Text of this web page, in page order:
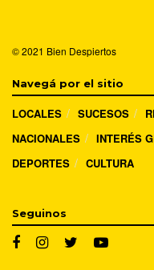
© 2021 Bien Despiertos
Navegá por el sitio
LOCALES SUCESOS
NACIONALES
INTERÉS
DEPORTES
CULTURA
Seguinos